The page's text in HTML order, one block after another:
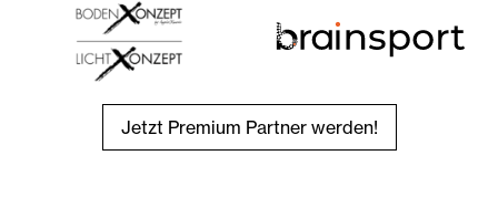
Jetzt Premium Partner werden!